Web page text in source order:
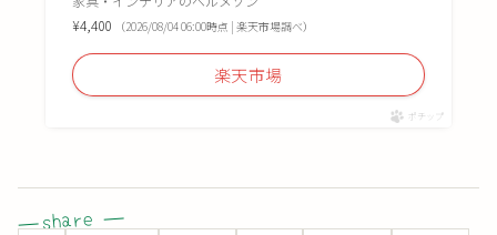
¥4,400
（2026/08/04 06:00時点 | 楽天市場調べ）
楽天市場
ポチップ